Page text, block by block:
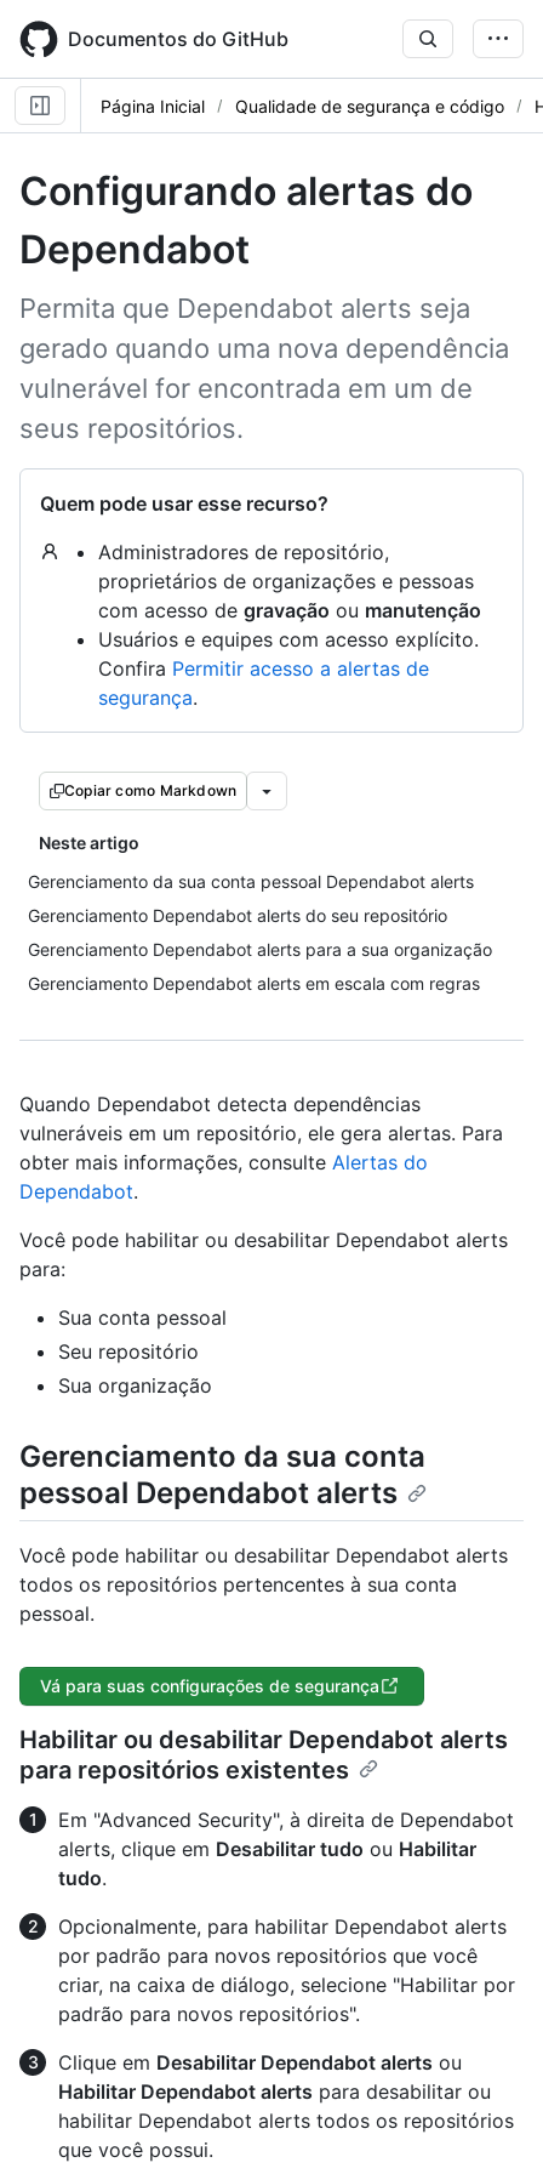
main
content
Documentos do GitHub
Página Inicial Qualidade de segurança e código
Configurando alertas do
Dependabot
Permita que Dependabot alerts seja
gerado quando uma nova dependência
vulnerável for encontrada em um de
seus repositórios.
Quem pode usar esse recurso?
Administradores de repositório,
proprietários de organizações e pessoas
com acesso de gravação ou manutenção
Usuários e equipes com acesso explícito.
Confira Permitir acesso a alertas de
segurança.
Copiar como Markdown
Neste artigo
Gerenciamento da sua conta pessoal Dependabot alerts
Gerenciamento Dependabot alerts do seu repositório
Gerenciamento Dependabot alerts para a sua organização
Gerenciamento Dependabot alerts em escala com regras
Quando Dependabot detecta dependências
vulneráveis em um repositório, ele gera alertas. Para
obter mais informações, consulte Alertas do
Dependabot.
Você pode habilitar ou desabilitar Dependabot alerts
para:
Sua conta pessoal
Seu repositório
Sua organização
Gerenciamento da sua conta
pessoal Dependabot alerts
Você pode habilitar ou desabilitar Dependabot alerts
todos os repositórios pertencentes à sua conta
pessoal.
Vá para suas configurações de segurança
Habilitar ou desabilitar Dependabot alerts
para repositórios existentes
Em "Advanced Security", à direita de Dependabot
alerts, clique em Desabilitar tudo ou Habilitar
tudo.
Opcionalmente, para habilitar Dependabot alerts
por padrão para novos repositórios que você
criar, na caixa de diálogo, selecione "Habilitar por
padrão para novos repositórios".
Clique em Desabilitar Dependabot alerts ou
Habilitar Dependabot alerts para desabilitar ou
habilitar Dependabot alerts todos os repositórios
que você possui.